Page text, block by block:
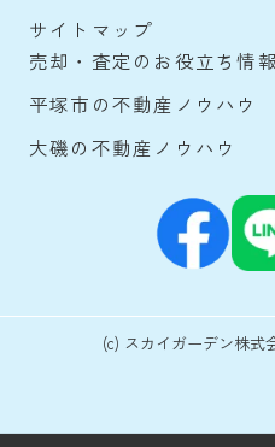
サイトマップ
売却・査定のお役立ち情報
平塚市の不動産ノウハウ
大磯の不動産ノウハウ
(c) スカイガーデン株式